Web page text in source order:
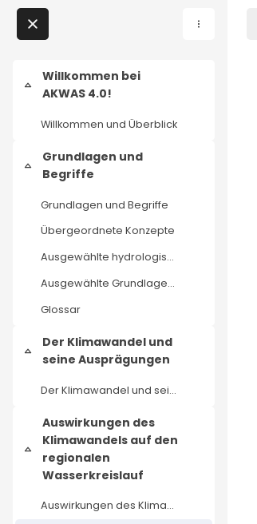
Home
News
Über uns
Kontakt
Einklappen
Willkommen bei
AKWAS 4.0!
Willkommen und Überblick
Einklappen
Grundlagen und
Begriffe
Grundlagen und Begriffe
Übergeordnete Konzepte
Ausgewählte hydrologische und hydrodynamische Grundlagen
Ausgewählte Grundlagen der Klimawissenschaften
Glossar
Einklappen
Der Klimawandel und
seine Ausprägungen
Der Klimawandel und seine Ausprägungen
Einklappen
Auswirkungen des
Klimawandels auf den
regionalen
Wasserkreislauf
Auswirkungen des Klimawandels auf den regionalen Wasserkreislauf
Direkt zu - Schließen